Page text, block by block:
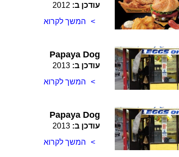
עודכן ב: 2012
המשך לקרוא
Papaya Dog
עודכן ב: 2013
המשך לקרוא
Papaya Dog
עודכן ב: 2013
המשך לקרוא